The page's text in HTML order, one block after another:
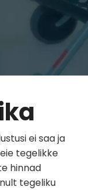
ei saa ja
tegelikke
hinnad
tegeliku